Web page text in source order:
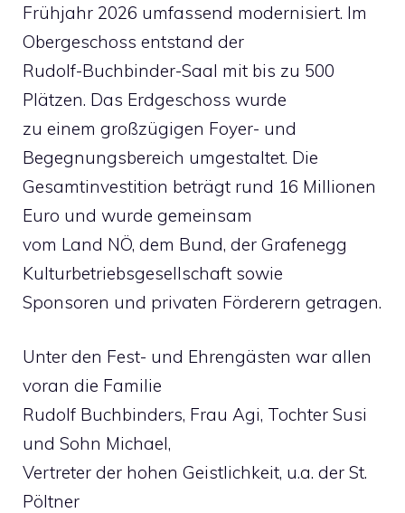
Frühjahr 2026 umfassend modernisiert. Im
Obergeschoss entstand der
Rudolf-Buchbinder-Saal mit bis zu 500
Plätzen. Das Erdgeschoss wurde
zu einem großzügigen Foyer- und
Begegnungsbereich umgestaltet. Die
Gesamtinvestition beträgt rund 16 Millionen
Euro und wurde gemeinsam
vom Land NÖ, dem Bund, der Grafenegg
Kulturbetriebsgesellschaft sowie
Sponsoren und privaten Förderern getragen.
Unter den Fest- und Ehrengästen war allen
voran die Familie
Rudolf Buchbinders, Frau Agi, Tochter Susi
und Sohn Michael,
Vertreter der hohen Geistlichkeit, u.a. der St.
Pöltner